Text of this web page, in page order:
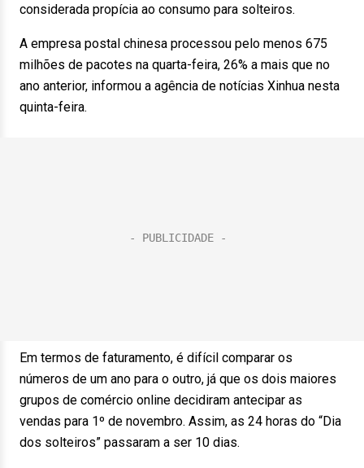
considerada propícia ao consumo para solteiros.
A empresa postal chinesa processou pelo menos 675
milhões de pacotes na quarta-feira, 26% a mais que no
ano anterior, informou a agência de notícias Xinhua nesta
quinta-feira.
Em termos de faturamento, é difícil comparar os
números de um ano para o outro, já que os dois maiores
grupos de comércio online decidiram antecipar as
vendas para 1º de novembro. Assim, as 24 horas do “Dia
dos solteiros” passaram a ser 10 dias.